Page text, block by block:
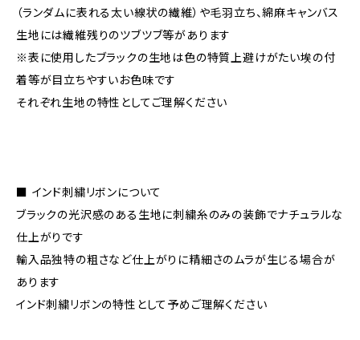
（ランダムに表れる太い線状の繊維）や毛羽立ち、綿麻キャンバス
生地には繊維残りのツブツブ等があります
※表に使用したブラックの生地は色の特質上避けがたい埃の付
着等が目立ちやすいお色味です
それぞれ生地の特性としてご理解ください
■ インド刺繍リボンについて
ブラックの光沢感のある生地に刺繍糸のみの装飾でナチュラルな
仕上がりです
輸入品独特の粗さなど仕上がりに精細さのムラが生じる場合が
あります
インド刺繍リボンの特性として予めご理解ください